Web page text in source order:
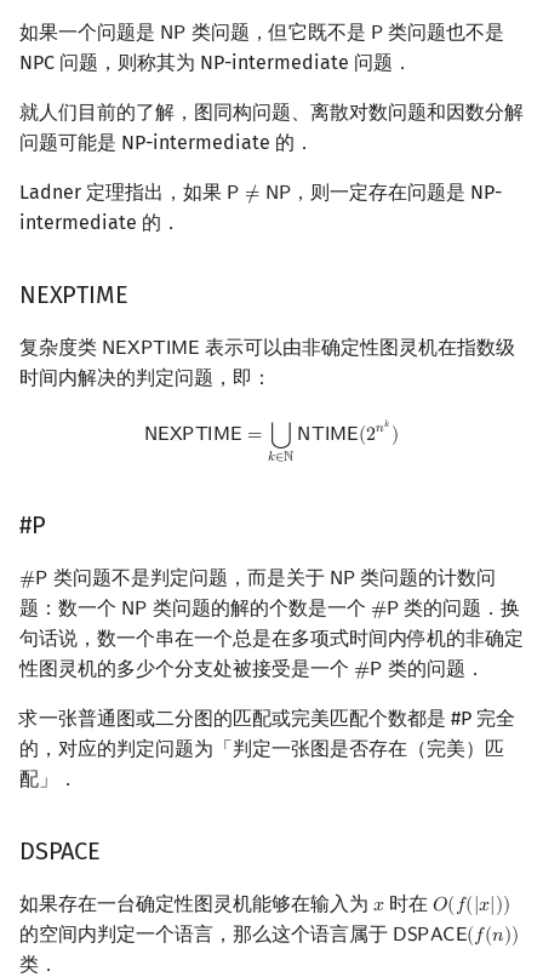
如果一个问题是 𝖭𝖯
NP 类问题，但它既不是 𝖯
P类问题也不是
NPC 问题，则称其为 NP-intermediate 问题．
就人们目前的了解，图同构问题、离散对数问题和因数分解
问题可能是 NP-intermediate 的．
Ladner 定理指出，如果 𝖯 ≠ 𝖭𝖯
P≠NP
，则一定存在问题是 NP-
intermediate 的．
NEXPTIME
复杂度类 𝖭𝖤𝖷𝖯𝖳 𝖨𝖬𝖤
NEXPTIME
表示可以由非确定性图灵机在指数级
时间内解决的判定问题，即：
𝖭𝖤𝖷𝖯 𝖳𝖨𝖬𝖤 = ⋃
𝑘∈ℕ
𝖭 𝖳 𝖨𝖬𝖤(2𝑛𝑘 )
NEXPTIME= ⋃k ∈ NNTIME(2nk)
#P
#𝖯
#P 类问题不是判定问题，而是关于 𝖭𝖯
NP 类问题的计数问
题：数一个 𝖭𝖯
NP 类问题的解的个数是一个 #𝖯
#P 类的问题．换
句话说，数一个串在一个总是在多项式时间内停机的非确定
性图灵机的多少个分支处被接受是一个 #𝖯
#P 类的问题．
求一张普通图或二分图的匹配或完美匹配个数都是 #P 完全
的，对应的判定问题为「判定一张图是否存在（完美）匹
配」．
DSPACE
如果存在一台确定性图灵机能够在输入为 𝑥
x 时在𝑂(𝑓(|𝑥|))
O(f(|x|) )
的空间内判定一个语言，那么这个语言属于 𝖣𝖲𝖯𝖠𝖢𝖤(𝑓(𝑛))
DSPACE(f(n))
类．